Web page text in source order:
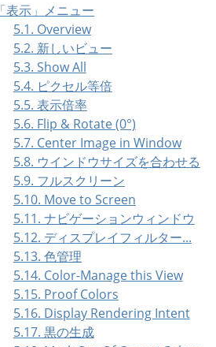
「表示 」 メニュー
5.1. Overview
5.2. 新しいビュー
5.3. Show All
5.4. ピクセル等倍
5.5. 表示倍率
5.6. Flip & Rotate (0°)
5.7. Center Image in Window
5.8. ウインドウサイズを合わせる
5.9. フルスクリーン
5.10. Move to Screen
5.11. ナビゲーションウィンドウ
5.12. ディスプレイフィルター...
5.13. 色管理
5.14. Color-Manage this View
5.15. Proof Colors
5.16. Display Rendering Intent
5.17. 黒の生成